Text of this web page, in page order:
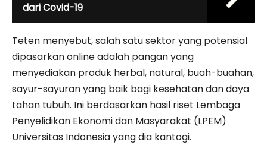
dari Covid-19
Teten menyebut, salah satu sektor yang potensial
dipasarkan online adalah pangan yang
menyediakan produk herbal, natural, buah-buahan,
sayur-sayuran yang baik bagi kesehatan dan daya
tahan tubuh. Ini berdasarkan hasil riset Lembaga
Penyelidikan Ekonomi dan Masyarakat (LPEM)
Universitas Indonesia yang dia kantogi.